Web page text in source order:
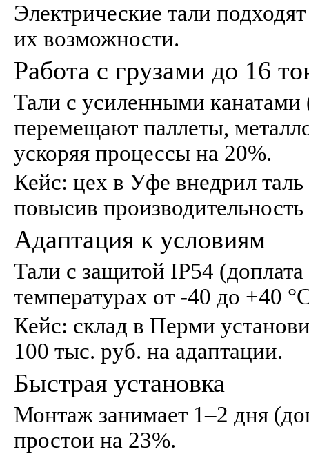
Электрические тали
их возможности.
Работа с грузами до 16
Тали с усиленными канатами
перемещают паллеты,
ускоряя процессы на 20%.
Кейс: цех в Уфе внедрил
повысив
Адаптация к условиям
Тали с защитой IP54
температурах от -40 до +40
Кейс: склад в Перми
100 тыс. руб. на адаптации.
Быстрая установка
Монтаж занимает 1–2 дня
простои на 23%.